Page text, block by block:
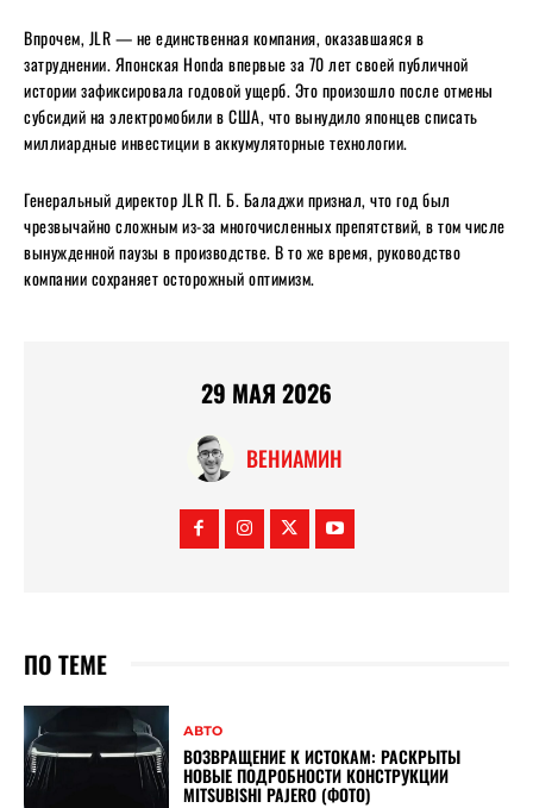
Впрочем, JLR — не единственная компания, оказавшаяся в
затруднении. Японская Honda впервые за 70 лет своей публичной
истории зафиксировала годовой ущерб. Это произошло после отмены
субсидий на электромобили в США, что вынудило японцев списать
миллиардные инвестиции в аккумуляторные технологии.
Генеральный директор JLR П. Б. Баладжи признал, что год был
чрезвычайно сложным из-за многочисленных препятствий, в том числе
вынужденной паузы в производстве. В то же время, руководство
компании сохраняет осторожный оптимизм.
29 МАЯ 2026
ВЕНИАМИН
ПО ТЕМЕ
АВТО
ВОЗВРАЩЕНИЕ К ИСТОКАМ: РАСКРЫТЫ
НОВЫЕ ПОДРОБНОСТИ КОНСТРУКЦИИ
MITSUBISHI PAJERO (ФОТО)